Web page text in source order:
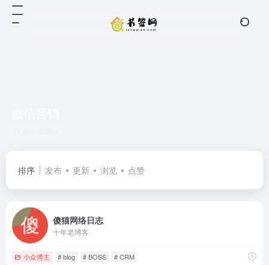
排序 发布 更新 浏览 点赞
傻猫网络日志
十年老博客
小众博主 # blog # BOSS # CRM